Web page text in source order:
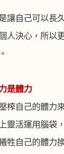
是讓自己可以長
人決心，所以
是體力
榨自己的體力
靈活運用腦袋
牲自己的體力